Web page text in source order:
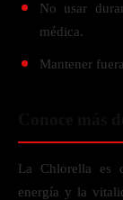
No usar
médica.
Mantener
La Chlorella es
energía y la